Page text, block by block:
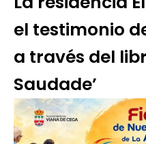
el testimonio
a través del
Saudade’